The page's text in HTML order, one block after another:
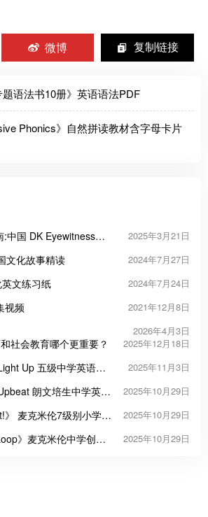
微博 复制链接
题语法书10册》英语语法PDF
Phonics》自然拼读教材含字母卡片
:中国 DK Eyewitness
2025年3月21日
文化故事精读 2024年7月27日
文练习纸 2024年7月24日
视频 2021年12月8日
2026年4月3日
社会教育哪个更重要？ 2025年12月18日
Up 五级中学英语教
2025年11月3日
朗文培生中学英语
2025年10月29日
麦克米伦7级别小学英
2025年10月29日
》麦克米伦中学创新
2025年10月29日